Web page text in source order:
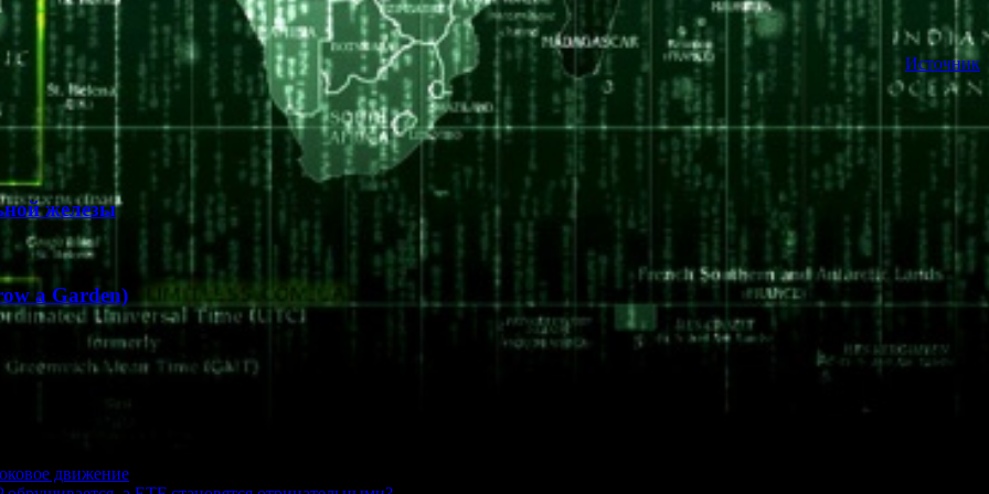
Источник
железы
a Garden)
движение